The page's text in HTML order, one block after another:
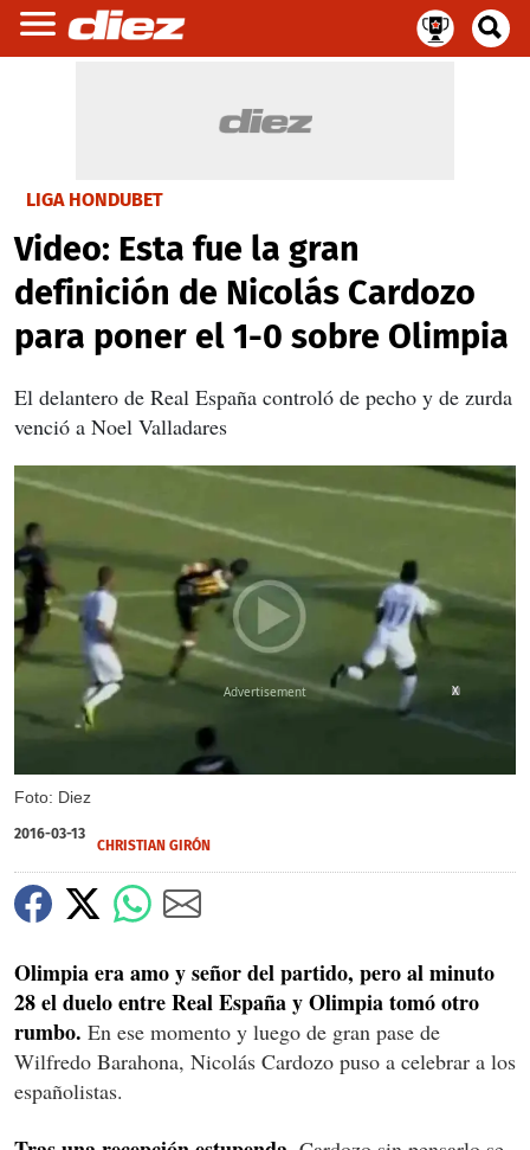
LIGA HONDUBET
Video: Esta fue la gran
definición de Nicolás Cardozo
para poner el 1-0 sobre Olimpia
El delantero de Real España controló de pecho y de zurda
venció a Noel Valladares
Foto: Diez
X
2016-03-13
CHRISTIAN GIRÓN
Olimpia era amo y señor del partido, pero al minuto
28 el duelo entre Real España y Olimpia tomó otro
rumbo. En ese momento y luego de gran pase de
Wilfredo Barahona, Nicolás Cardozo puso a celebrar a los
españolistas.